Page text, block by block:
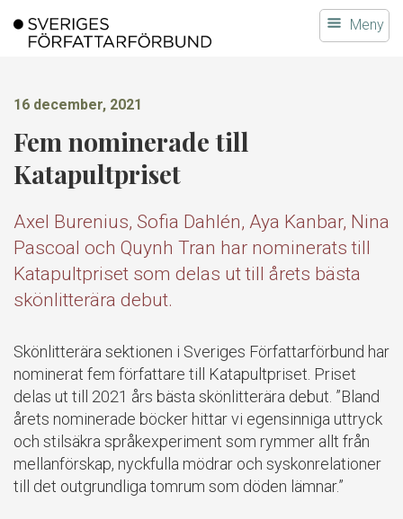
till
Meny
16 december, 2021
Fem nominerade till
Katapultpriset
Axel Burenius, Sofia Dahlén, Aya Kanbar, Nina
Pascoal och Quynh Tran har nominerats till
Katapultpriset som delas ut till årets bästa
skönlitterära debut.
Skönlitterära sektionen i Sveriges Författarförbund har
nominerat fem författare till Katapultpriset. Priset
delas ut till 2021 års bästa skönlitterära debut. ”Bland
årets nominerade böcker hittar vi egensinniga uttryck
och stilsäkra språkexperiment som rymmer allt från
mellanförskap, nyckfulla mödrar och syskonrelationer
till det outgrundliga tomrum som döden lämnar.”